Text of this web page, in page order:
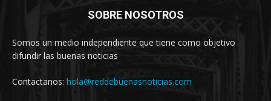
SOBRE NOSOTROS
Somos un medio independiente que tiene como objetivo
difundir las buenas noticias
Contactanos: hola@reddebuenasnoticias.com